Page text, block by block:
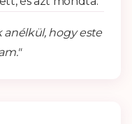
anélkül, hogy este